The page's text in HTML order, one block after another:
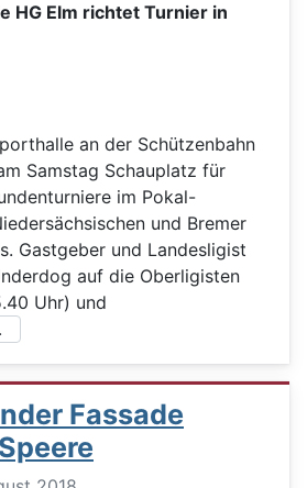
HG Elm richtet Turnier in
an der Schützenbahn
Samstag Schauplatz für
im Pokal-
und Bremer
Gastgeber und Landesligist
auf die Oberligisten
Uhr) und
Fassade